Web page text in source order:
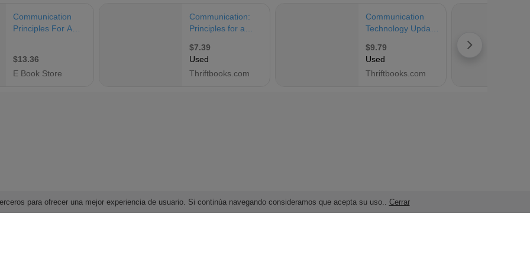
para ofrecer una mejor experiencia de usuario. Si continúa navegando consideramos que acepta su uso.. Cerrar